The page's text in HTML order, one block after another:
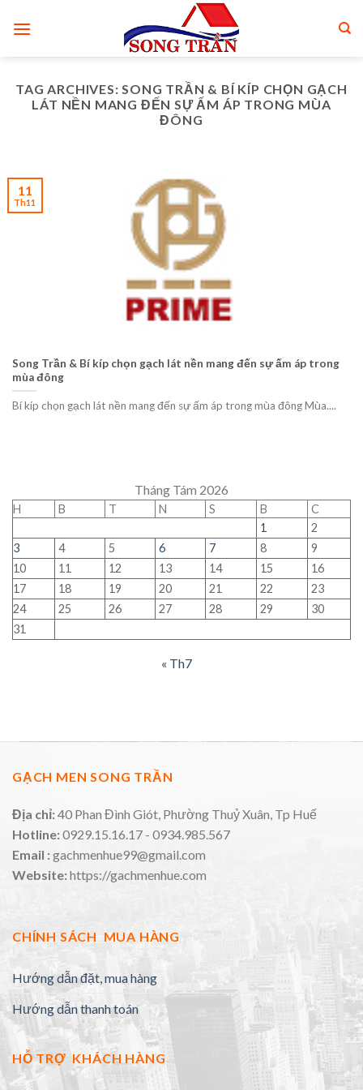
TAG ARCHIVES:SONG TRẦN & BÍ KÍP CHỌN GẠCH
LÁT NỀN MANG ĐẾN SỰ ẤM ÁP TRONG MÙA
ĐÔNG
Song Trần & Bí kíp chọn gạch lát nền mang đến sự ấm áp trong
mùa đông
Bí kíp chọn gạch lát nền mang đến sự ấm áp trong mùa đông Mùa....
11
Th11
Tháng Tám 2026
H B T N S B
C
1
2
3
4 5 6 7 8
9
10
11 12 13 14 15
16
17
18 19 20 21 22
23
24
25 26 27 28 29
30
31
« Th7
GẠCH MEN SONG TRẦN
Địa chỉ:40 Phan Đình Giót, Phường Thuỷ Xuân, Tp Huế
Hotline:0929.15.16.17 - 0934.985.567
Email :gachmenhue99@gmail.com
Website:https://gachmenhue.com
CHÍNH SÁCH MUA HÀNG
Hướng dẫn đặt, mua hàng
Hướng dẫn thanh toán
HỖ TRỢ KHÁCH HÀNG